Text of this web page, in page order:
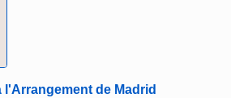
l'Arrangement de Madrid